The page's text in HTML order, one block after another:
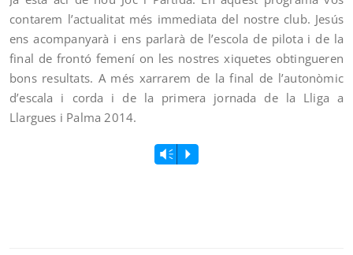
contarem l’actualitat més immediata del nostre club. Jesús
ens acompanyarà i ens parlarà de l’escola de pilota i de la
final de frontó femení on les nostres xiquetes obtingueren
bons resultats. A més xarrarem de la final de l’autonòmic
d’escala i corda i de la primera jornada de la Lliga a
Llargues i Palma 2014.
Vm P